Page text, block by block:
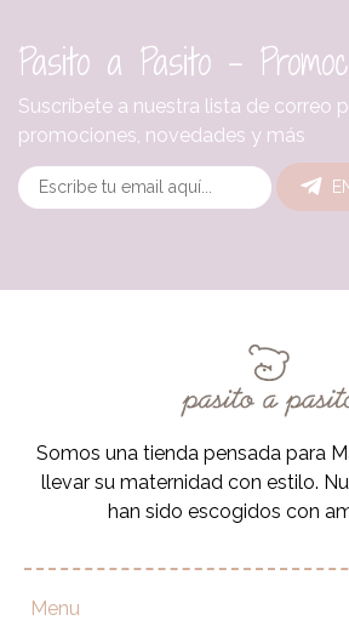
Pasito a Pasito -
Suscríbete a nuestra lista de correo
promociones, novedades y más
Somos una tienda pensada para
llevar su maternidad con estilo.
han sido escogidos con
Menu